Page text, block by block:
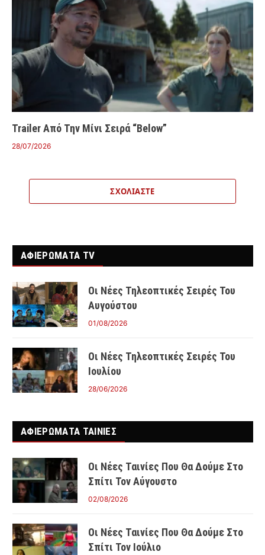
Trailer Από Την Μίνι Σειρά “Below”
28/07/2026
ΣΧΟΛΙΆΣΤΕ
ΑΦΙΕΡΩΜΑΤΑ TV
Οι Νέες Τηλεοπτικές Σειρές Του
Αυγούστου
01/08/2026
Οι Νέες Τηλεοπτικές Σειρές Του
Ιουλίου
28/06/2026
ΑΦΙΕΡΩΜΑΤΑ ΤΑΙΝΊΕΣ
Οι Νέες Ταινίες Που Θα Δούμε Στο
Σπίτι Τον Αύγουστο
02/08/2026
Οι Νέες Ταινίες Που Θα Δούμε Στο
Σπίτι Τον Ιούλιο